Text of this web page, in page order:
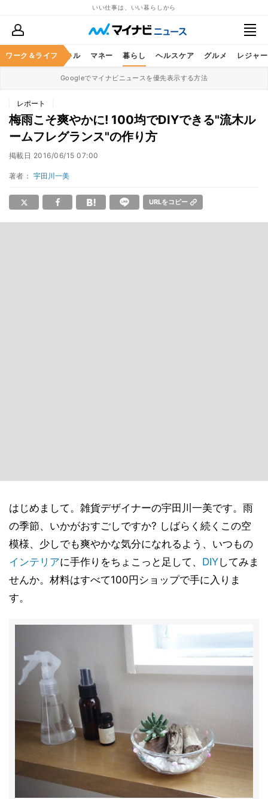
いい仕事は、いい暮らしから
ワーク＆ライフ
ア ビジネススキル マネー 暮らし ヘルスケア グルメ レジャー
Googleでマイナビニュースを優先表示する方法
レポート
梅雨こそ爽やかに! 100均でDIYできる"流木ル
ームフレグランス"の作り方
掲載日 2016/06/15 07:00
著者： 宇田川一美
URLをコピー
はじめまして。雑貨デザイナーの宇田川一美です。雨
の季節、いかがおすごしですか? しばらく続くこの空
模様、少しでも爽やかな気分になれるよう、いつもの
インテリアに手作りをちょこっと足して、 DIYしてみま
せんか。材料はすべて100円ショップで手に入りま
す。